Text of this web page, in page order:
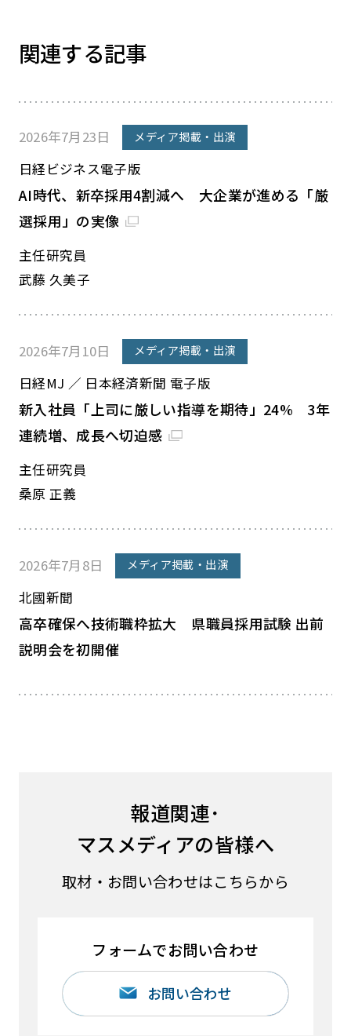
関連する記事
2026年7月23日 メディア掲載・出演
日経ビジネス電子版
AI時代、新卒採用4割減へ 大企業が進める「厳
選採用」の実像
主任研究員
武藤 久美子
2026年7月10日 メディア掲載・出演
日経MJ ／ 日本経済新聞 電子版
新入社員「上司に厳しい指導を期待」24% 3年
連続増、成長へ切迫感
主任研究員
桑原 正義
2026年7月8日 メディア掲載・出演
北國新聞
高卒確保へ技術職枠拡大 県職員採用試験 出前
説明会を初開催
報道関連･
マスメディアの皆様へ
取材・お問い合わせはこちらから
フォームでお問い合わせ
お問い合わせ